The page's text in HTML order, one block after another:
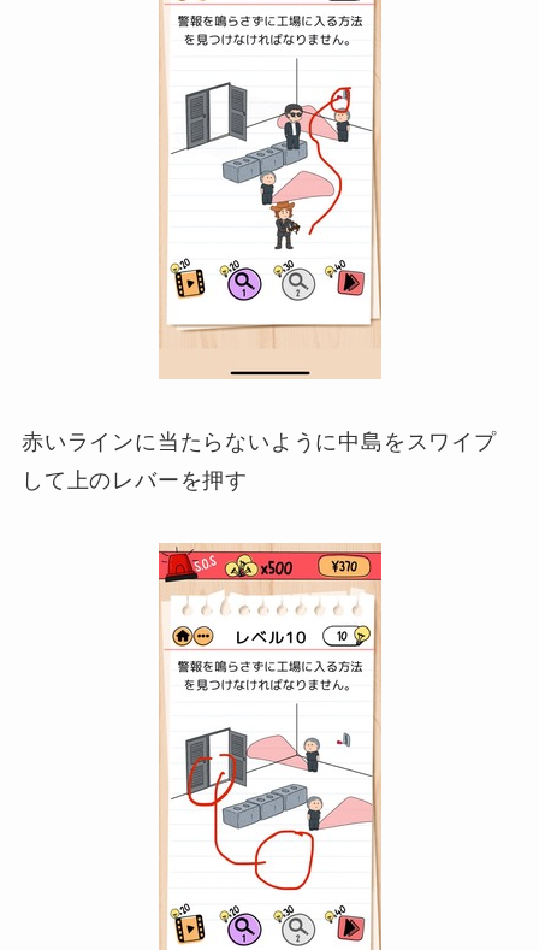
赤いラインに当たらないように中島をスワイプ
して上のレバーを押す